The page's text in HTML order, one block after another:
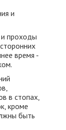
и
проходы
время -
в стопах,
кроме
быть